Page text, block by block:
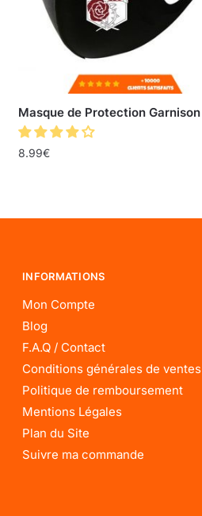
Masque de Protection Garnison
8.99€
INFORMATIONS
Mon Compte
Blog
F.A.Q / Contact
Conditions générales de ventes
Politique de remboursement
Mentions Légales
Plan du Site
Suivre ma commande